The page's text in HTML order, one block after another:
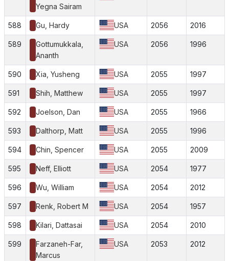
Yegna Sairam
588 Gu, Hardy USA 2056 2016
589
Gottumukkala,
Ananth
USA 2056 1996
590 Xia, Yusheng USA 2055 1997
591 Shih, Matthew USA 2055 1997
592 Joelson, Dan USA 2055 1966
593 Dalthorp, Matt USA 2055 1996
594 Chin, Spencer USA 2055 2009
595 Neff, Elliott USA 2054 1977
596 Wu, William USA 2054 2012
597 Renk, Robert M USA 2054 1957
598 Kilari, Dattasai USA 2054 2010
599
Farzaneh-Far,
Marcus
USA 2053 2012